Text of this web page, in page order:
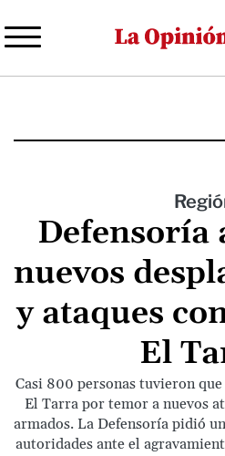
al
Defensoría
nuevos
y ataques
El
Casi 800 personas tuvieron
El Tarra por temor a nuevos
armados. La Defensoría pidió
autoridades ante el